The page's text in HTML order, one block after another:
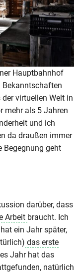
Hauptbahnhof
Bekanntschaften
virtuellen Welt in
mehr als 5 Jahren
und ich
da draußen immer
Begegnung geht
darüber, dass
Arbeit braucht. Ich
ein Jahr später,
das erste
Jahr hat das
natürlich